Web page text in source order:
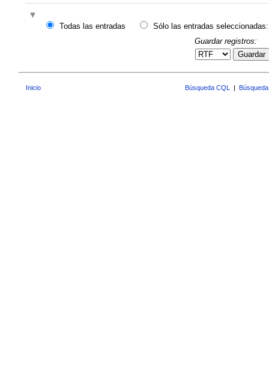
Todas las entradas
Sólo las entradas seleccionadas:
Guardar registros:
Guardar
Inicio Búsqueda CQL